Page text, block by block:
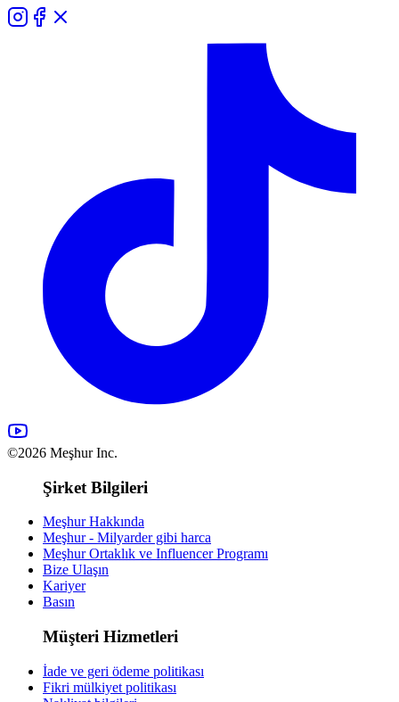
©2026 Meşhur Inc.
Şirket Bilgileri
Meşhur Hakkında
Meşhur - Milyarder gibi harca
Meşhur Ortaklık ve Influencer Programı
Bize Ulaşın
Kariyer
Basın
Müşteri Hizmetleri
İade ve geri ödeme politikası
Fikri mülkiyet politikası